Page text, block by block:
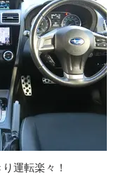
運転楽々！